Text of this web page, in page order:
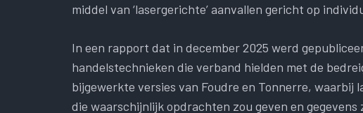
middel van ‘lasergerichte’ aanvallen gericht op
In een rapport dat in december 2025 werd
handelstechnieken die verband hielden met de
bijgewerkte versies van Foudre en Tonnerre,
die waarschijnlijk opdrachten zou geven en